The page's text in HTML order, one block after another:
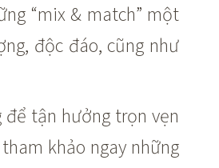
“mix & match” một
độc đáo, cũng như
tận hưởng trọn vẹn
khảo ngay những